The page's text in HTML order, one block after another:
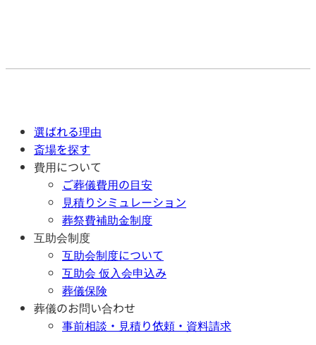
選ばれる理由
斎場を探す
費用について
ご葬儀費用の目安
見積りシミュレーション
葬祭費補助金制度
互助会制度
互助会制度について
互助会 仮入会申込み
葬儀保険
葬儀のお問い合わせ
事前相談・見積り依頼・資料請求